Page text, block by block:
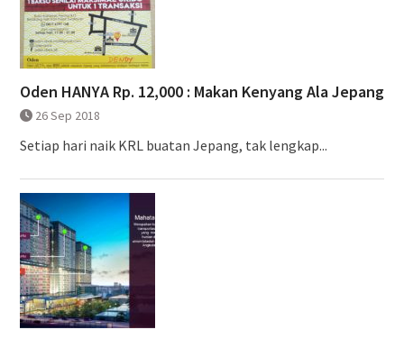
Oden HANYA Rp. 12,000 : Makan Kenyang Ala Jepang
26 Sep 2018
Setiap hari naik KRL buatan Jepang, tak lengkap...